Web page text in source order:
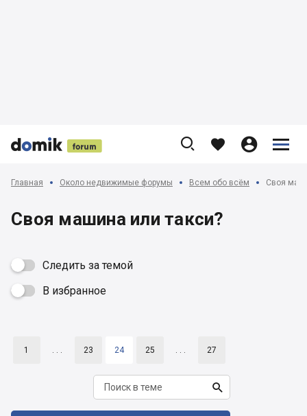


 
    


Главная Около недвижимые форумы Всем обо всём Своя
Своя машина или такси?
Следить за темой
 В избранное
1 . . . 23 24 25 . . . 27
